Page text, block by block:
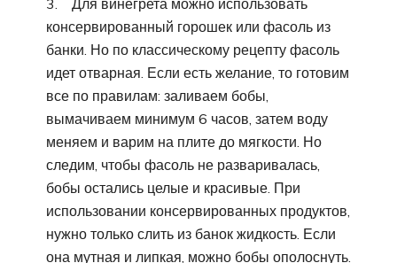
3. Для винегрета можно использовать
консервированный горошек или фасоль из
банки. Но по классическому рецепту фасоль
идет отварная. Если есть желание, то готовим
все по правилам: заливаем бобы,
вымачиваем минимум 6 часов, затем воду
меняем и варим на плите до мягкости. Но
следим, чтобы фасоль не разваривалась,
бобы остались целые и красивые. При
использовании консервированных продуктов,
нужно только слить из банок жидкость. Если
она мутная и липкая, можно бобы ополоснуть.